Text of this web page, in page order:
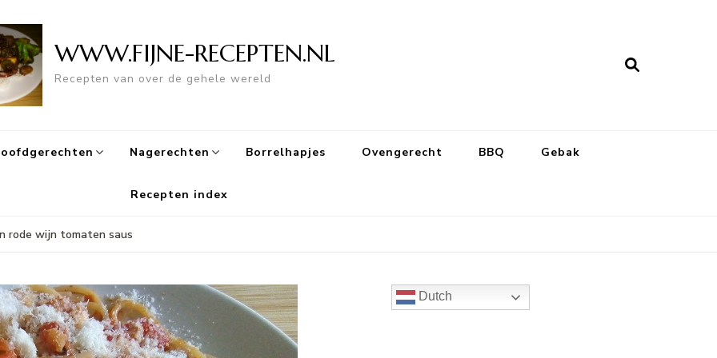
WWW.FIJNE-RECEPTEN.NL
Recepten van over de gehele wereld
Nagerechten Borrelhapjes Ovengerecht BBQ Gebak
Recepten index
rode wijn tomaten saus
Dutch